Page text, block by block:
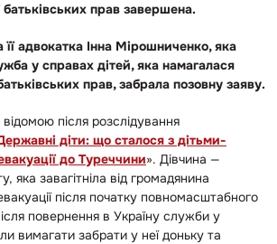
батьківських прав завершена.
адвокатка Інна Мірошниченко, яка
у справах дітей, яка намагалася
прав, забрала позовну заяву.
відомою після розслідування
діти: що сталося з дітьми-
до Туреччини». Дівчина —
яка завагітніла від громадянина
після початку повномасштабного
повернення в Україну служби у
вимагати забрати у неї доньку та